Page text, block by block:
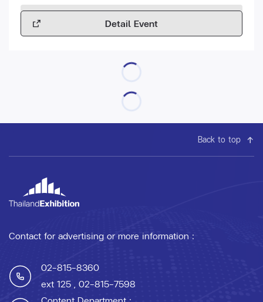
Detail Event
Back to top
Contact for advertising or more information :
02-815-8360
ext 125 , 02-815-7598